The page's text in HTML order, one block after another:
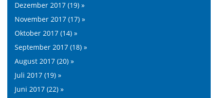
Dezember 2017 (19) »
November 2017 (17) »
Oktober 2017 (14) »
September 2017 (18) »
August 2017 (20) »
Juli 2017 (19) »
Juni 2017 (22) »